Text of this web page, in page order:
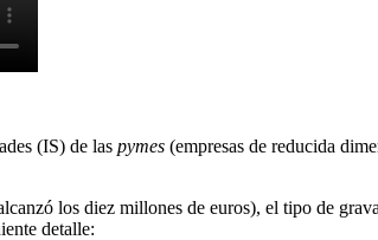
(IS) de las pymes (empresas de reducida
los diez millones de euros), el tipo de
detalle: